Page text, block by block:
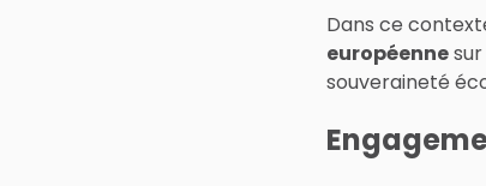
Dans ce
européennesur
souveraineté